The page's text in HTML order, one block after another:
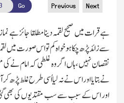
Go Previous Next
ہے قرات میں صحیح لقمہ دینا مطلقا جائز ہے
سے زائد پڑھ چکا ہو خواہ کم تو اس صورت میں
نقصان نہیں ،ہاں اگر وہ غلطی کہ امام نے کی
نے بتایا اور اس نے نہ لیا اُسی طرح غلط پڑھ کر
اور اس کے سبب سے سب مقتدیوں کی بھی گئی